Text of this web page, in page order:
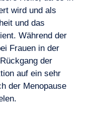
wird und als
und das
Während der
Frauen in der
der
auf ein sehr
der Menopause